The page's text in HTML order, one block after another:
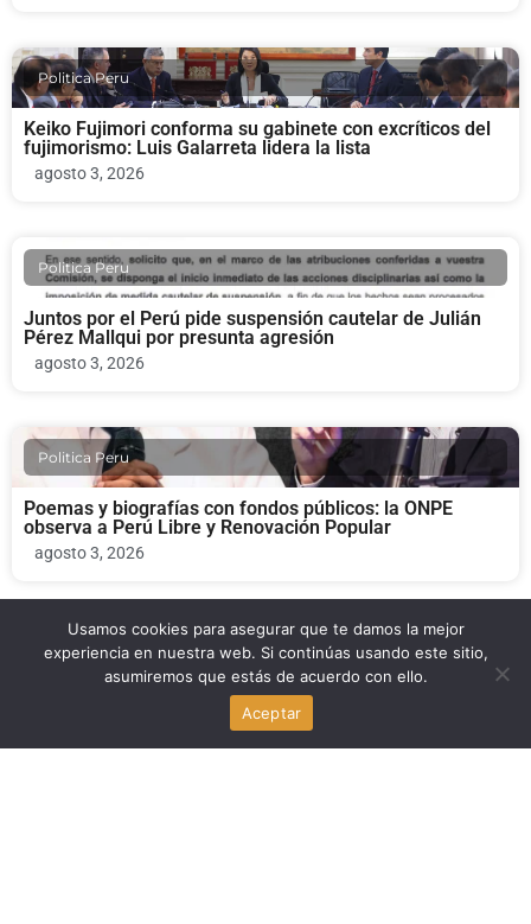
Politica Peru
Keiko Fujimori conforma su gabinete con excríticos del
fujimorismo: Luis Galarreta lidera la lista
agosto 3, 2026
Politica Peru
Juntos por el Perú pide suspensión cautelar de Julián
Pérez Mallqui por presunta agresión
agosto 3, 2026
Politica Peru
Poemas y biografías con fondos públicos: la ONPE
observa a Perú Libre y Renovación Popular
agosto 3, 2026
Politica Peru
Fernando D’Alessio fallece: el legado del fundador de
Centrum PUCP y exministro de Educación y Salud
Usamos cookies para asegurar que te damos la mejor
experiencia en nuestra web. Si continúas usando este sitio,
asumiremos que estás de acuerdo con ello.
Aceptar